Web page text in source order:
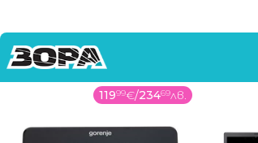
11999€/23469лв.